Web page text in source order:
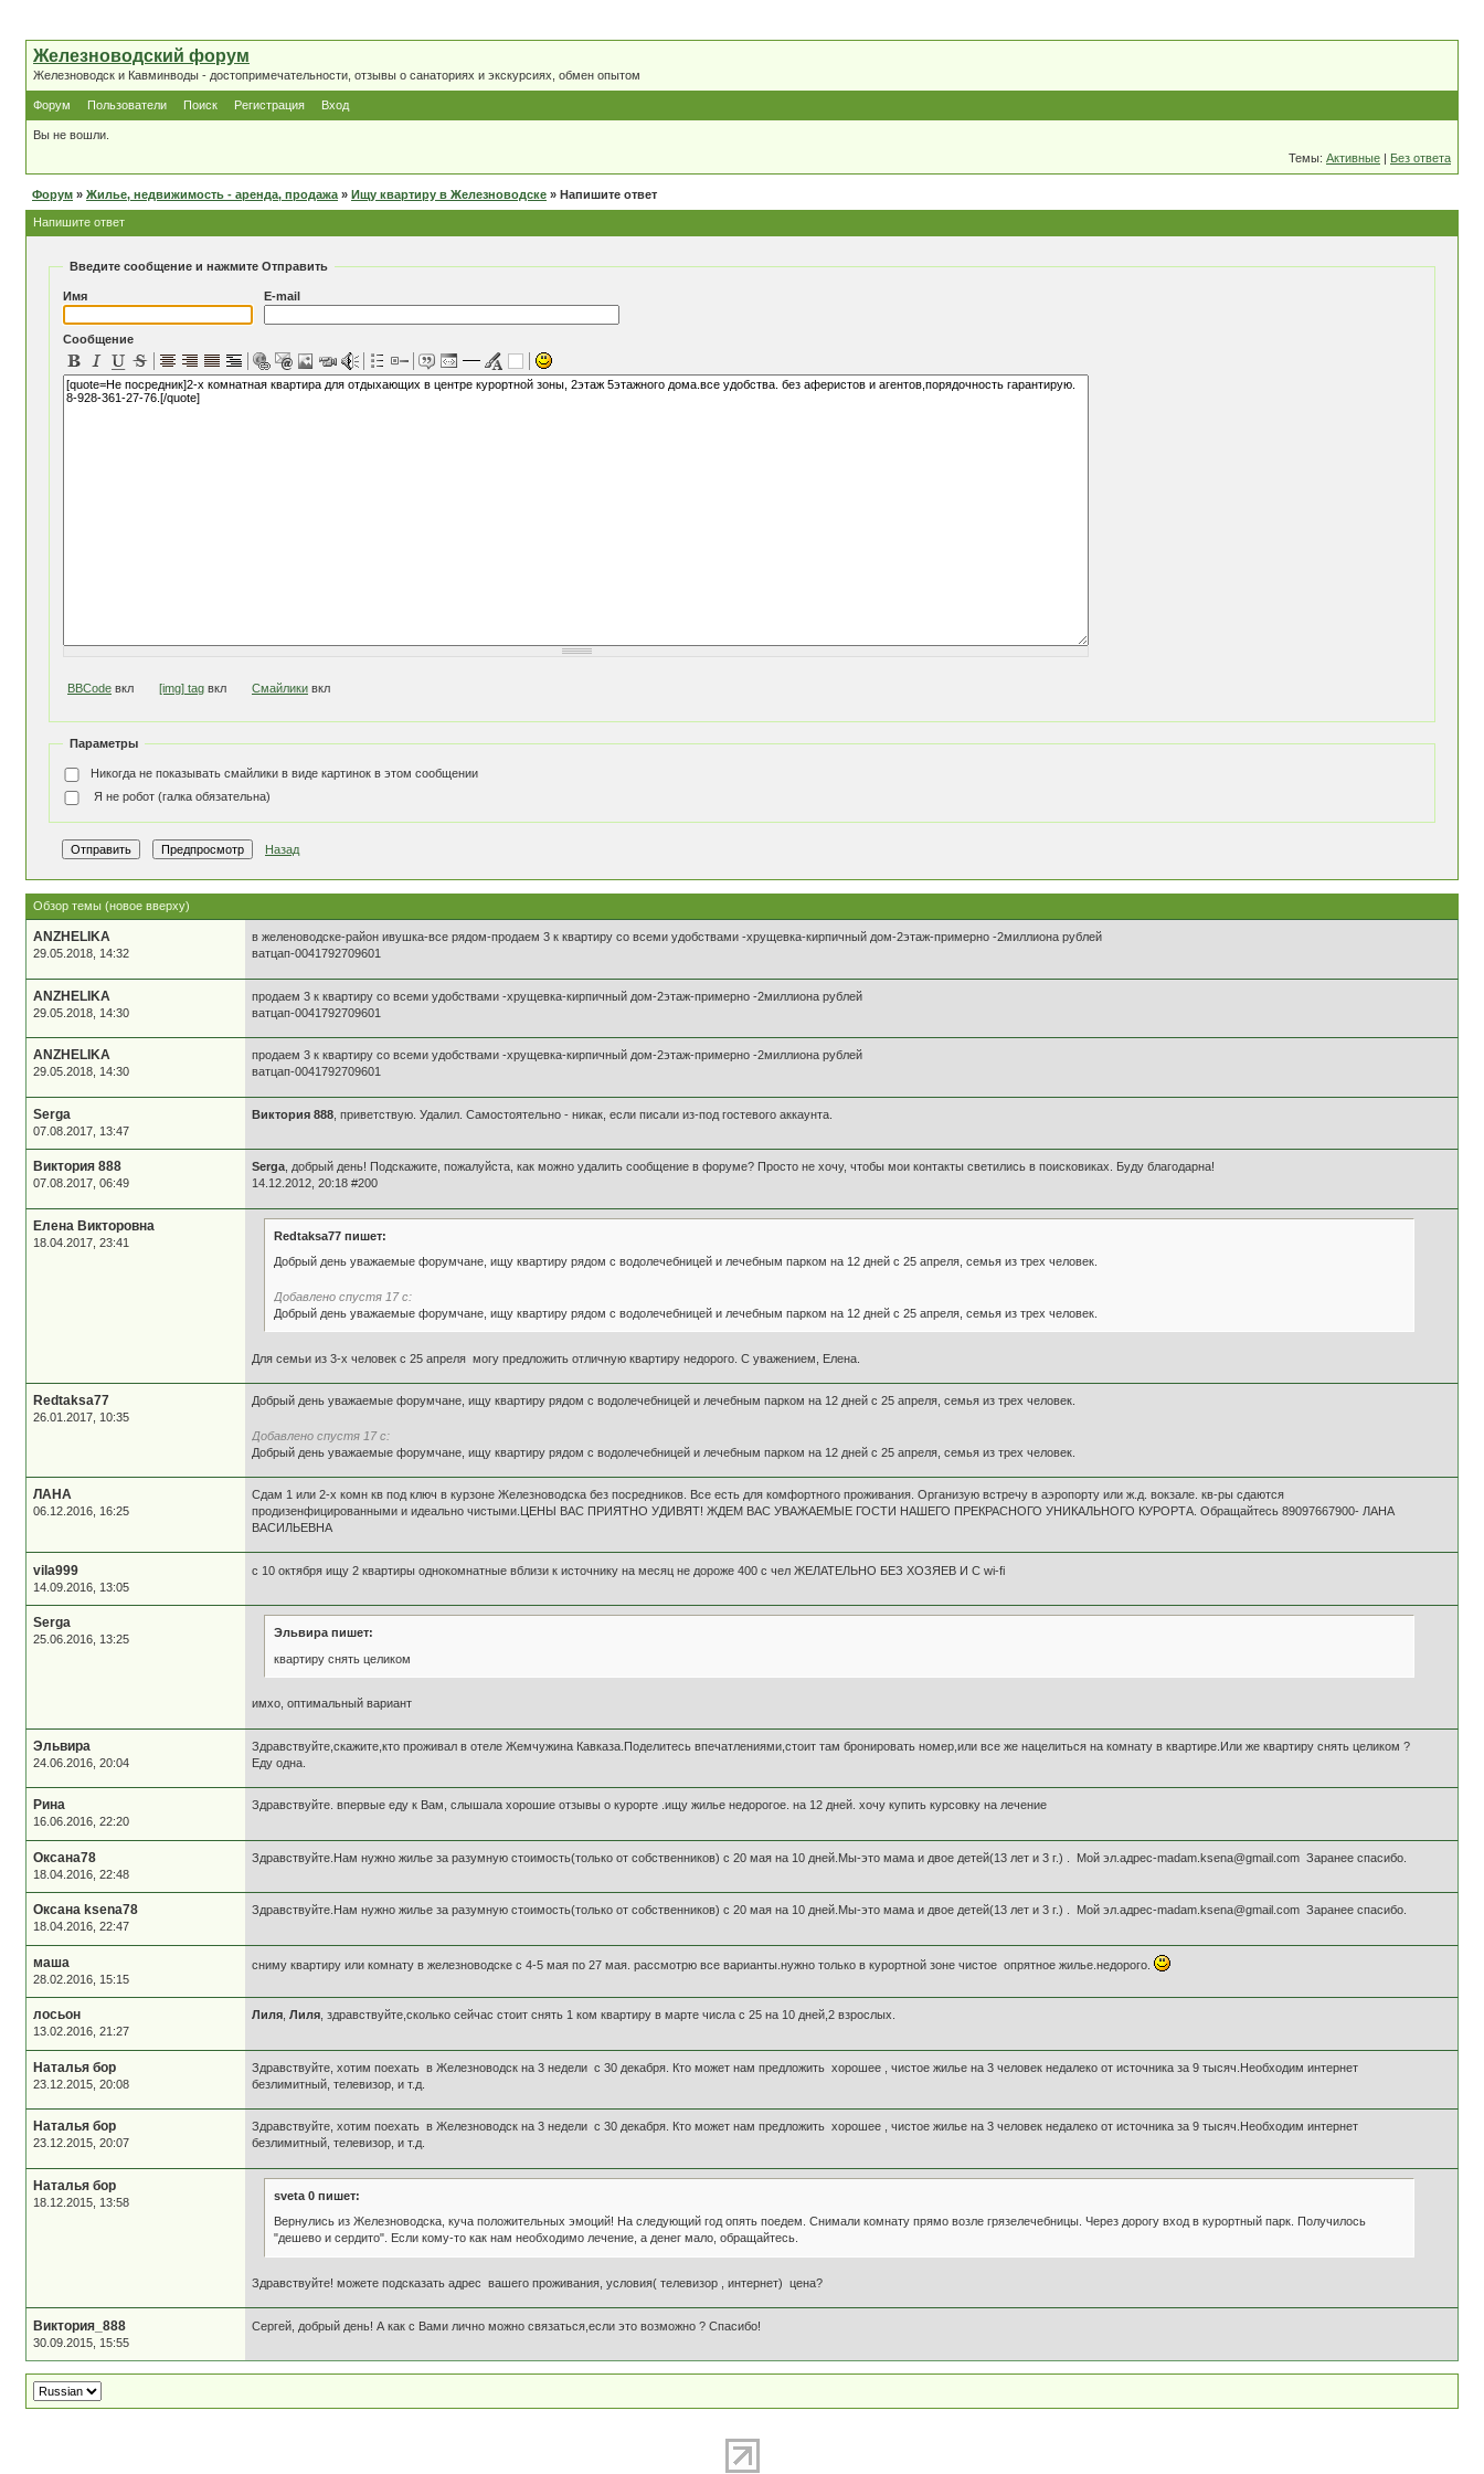
Железноводский форум
Железноводск и Кавминводы - достопримечательности, отзывы о санаториях и экскурсиях, обмен опытом
Форум Пользователи Поиск Регистрация Вход
Вы не вошли.
Темы: Активные | Без ответа
Форум » Жилье, недвижимость - аренда, продажа » Ищу квартиру в Железноводске » Напишите ответ
Напишите ответ
Введите сообщение и нажмите Отправить
Имя E-mail
Сообщение
BBCode вкл [img] tag вкл Смайлики вкл
Параметры
Никогда не показывать смайлики в виде картинок в этом сообщении
Я не робот (галка обязательна)
Назад
Обзор темы (новое вверху)
ANZHELIKA
29.05.2018, 14:32
в желеноводске-район ивушка-все рядом-продаем 3 к квартиру со всеми удобствами -хрущевка-кирпичный дом-2этаж-примерно -2миллиона рублей
ватцап-0041792709601
ANZHELIKA
29.05.2018, 14:30
продаем 3 к квартиру со всеми удобствами -хрущевка-кирпичный дом-2этаж-примерно -2миллиона рублей
ватцап-0041792709601
ANZHELIKA
29.05.2018, 14:30
продаем 3 к квартиру со всеми удобствами -хрущевка-кирпичный дом-2этаж-примерно -2миллиона рублей
ватцап-0041792709601
Serga
07.08.2017, 13:47
Виктория 888 , приветствую. Удалил. Самостоятельно - никак, если писали из-под гостевого аккаунта.
Виктория 888
07.08.2017, 06:49
Serga , добрый день! Подскажите, пожалуйста, как можно удалить сообщение в форуме? Просто не хочу, чтобы мои контакты светились в поисковиках. Буду благодарна!
14.12.2012, 20:18 #200
Елена Викторовна
18.04.2017, 23:41
Redtaksa77 пишет:
Добрый день уважаемые форумчане, ищу квартиру рядом с водолечебницей и лечебным парком на 12 дней с 25 апреля, семья из трех человек.
Добавлено спустя 17 с:
Добрый день уважаемые форумчане, ищу квартиру рядом с водолечебницей и лечебным парком на 12 дней с 25 апреля, семья из трех человек.
Для семьи из 3-х человек с 25 апреля могу предложить отличную квартиру недорого. С уважением, Елена.
Redtaksa77
26.01.2017, 10:35
Добрый день уважаемые форумчане, ищу квартиру рядом с водолечебницей и лечебным парком на 12 дней с 25 апреля, семья из трех человек.
Добавлено спустя 17 с:
Добрый день уважаемые форумчане, ищу квартиру рядом с водолечебницей и лечебным парком на 12 дней с 25 апреля, семья из трех человек.
ЛАНА
06.12.2016, 16:25
Сдам 1 или 2-х комн кв под ключ в курзоне Железноводска без посредников. Все есть для комфортного проживания. Организую встречу в аэропорту или ж.д. вокзале. кв-ры сдаются
продизенфицированными и идеально чистыми.ЦЕНЫ ВАС ПРИЯТНО УДИВЯТ! ЖДЕМ ВАС УВАЖАЕМЫЕ ГОСТИ НАШЕГО ПРЕКРАСНОГО УНИКАЛЬНОГО КУРОРТА. Обращайтесь 89097667900- ЛАНА
ВАСИЛЬЕВНА
vila999
14.09.2016, 13:05
с 10 октября ищу 2 квартиры однокомнатные вблизи к источнику на месяц не дороже 400 с чел ЖЕЛАТЕЛЬНО БЕЗ ХОЗЯЕВ И С wi-fi
Serga
25.06.2016, 13:25
Эльвира пишет:
квартиру снять целиком
имхо, оптимальный вариант
Эльвира
24.06.2016, 20:04
Здравствуйте,скажите,кто проживал в отеле Жемчужина Кавказа.Поделитесь впечатлениями,стоит там бронировать номер,или все же нацелиться на комнату в квартире.Или же квартиру снять целиком ?
Еду одна.
Рина
16.06.2016, 22:20
Здравствуйте. впервые еду к Вам, слышала хорошие отзывы о курорте .ищу жилье недорогое. на 12 дней. хочу купить курсовку на лечение
Оксана78
18.04.2016, 22:48
Здравствуйте.Нам нужно жилье за разумную стоимость(только от собственников) с 20 мая на 10 дней.Мы-это мама и двое детей(13 лет и 3 г.) . Мой эл.адрес-madam.ksena@gmail.com Заранее спасибо.
Оксана ksena78
18.04.2016, 22:47
Здравствуйте.Нам нужно жилье за разумную стоимость(только от собственников) с 20 мая на 10 дней.Мы-это мама и двое детей(13 лет и 3 г.) . Мой эл.адрес-madam.ksena@gmail.com Заранее спасибо.
маша
28.02.2016, 15:15
сниму квартиру или комнату в железноводске с 4-5 мая по 27 мая. рассмотрю все варианты.нужно только в курортной зоне чистое опрятное жилье.недорого.
лосьон
13.02.2016, 21:27
Лиля Лиля , здравствуйте,сколько сейчас стоит снять 1 ком квартиру в марте числа с 25 на 10 дней,2 взрослых.
Наталья бор
23.12.2015, 20:08
Здравствуйте, хотим поехать в Железноводск на 3 недели с 30 декабря. Кто может нам предложить хорошее , чистое жилье на 3 человек недалеко от источника за 9 тысяч.Необходим интернет
безлимитный, телевизор, и т.д.
Наталья бор
23.12.2015, 20:07
Здравствуйте, хотим поехать в Железноводск на 3 недели с 30 декабря. Кто может нам предложить хорошее , чистое жилье на 3 человек недалеко от источника за 9 тысяч.Необходим интернет
безлимитный, телевизор, и т.д.
Наталья бор
18.12.2015, 13:58
sveta 0 пишет:
Вернулись из Железноводска, куча положительных эмоций! На следующий год опять поедем. Снимали комнату прямо возле грязелечебницы. Через дорогу вход в курортный парк. Получилось
"дешево и сердито". Если кому-то как нам необходимо лечение, а денег мало, обращайтесь.
Здравствуйте! можете подсказать адрес вашего проживания, условия( телевизор , интернет) цена?
Виктория_888
30.09.2015, 15:55
Сергей, добрый день! А как с Вами лично можно связаться,если это возможно ? Спасибо!